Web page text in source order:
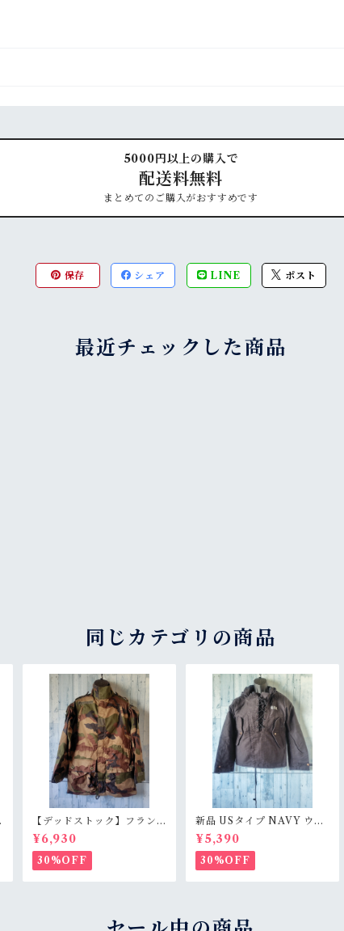
5000円以上の購入で
配送料無料
まとめてのご購入がおすすめです
保存 シェア LINE ポスト
最近チェックした商品
同じカテゴリの商品
【デッドストック】フラン
ス T4Felin コンバットジャ
¥6,930
30%OFF
新品 USタイプ NAVY ウェ
ットウェザーパーカー Rank
S
¥5,390
30%OFF